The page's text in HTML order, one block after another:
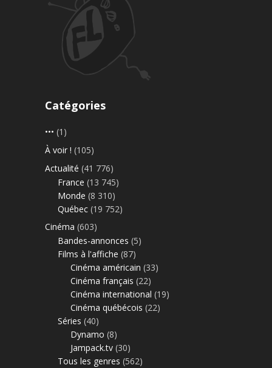
Catégories
••• (1)
À voir ! (105)
Actualité (41 776)
France (13 745)
Monde (8 310)
Québec (19 752)
Cinéma (603)
Bandes-annonces (5)
Films à l'affiche (87)
Cinéma américain (33)
Cinéma français (22)
Cinéma international (19)
Cinéma québécois (22)
Séries (40)
Dynamo (8)
Jampack.tv (30)
Tous les genres (562)